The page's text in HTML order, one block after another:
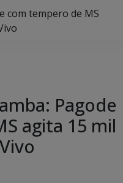
com tempero de MS
Pagode
agita 15 mil